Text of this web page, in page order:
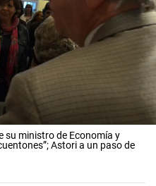
su ministro de Economía y
Astori a un paso de